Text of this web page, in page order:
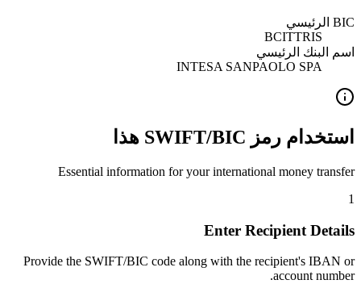
BIC الرئيسي
BCITTRIS
اسم البنك الرئيسي
INTESA SANPAOLO SPA
استخدام رمز SWIFT/BIC هذا
Essential information for your international money transfer
1
Enter Recipient Details
Provide the SWIFT/BIC code along with the recipient's IBAN or
account number.